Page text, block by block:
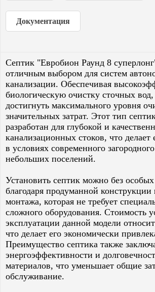
Документация
Септик "Евробион Раунд 8
отличным выбором для систем
канализации. Обеспечивая
биологическую очистку сточных
достигнуть максимального уровня
значительных затрат. Этот тип
разработан для глубокой и
канализационных стоков, что
в условиях современного
небольших поселений.
Установить септик можно без
благодаря продуманной конструкции
монтажа, которая не требует
сложного оборудования. Стоимость
эксплуатации данной модели
что делает его экономически
Преимущество септика также
энергоэффективности и
материалов, что уменьшает общие
обслуживание.